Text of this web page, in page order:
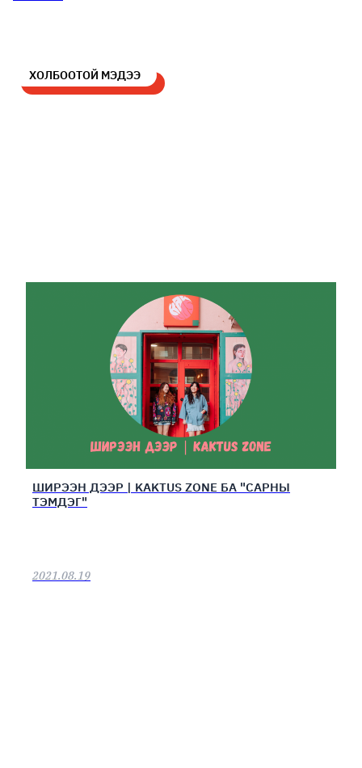
ХОЛБООТОЙ МЭДЭЭ
ШИРЭЭН ДЭЭР | KAKTUS ZONE БА "САРНЫ
ТЭМДЭГ"
2021.08.19